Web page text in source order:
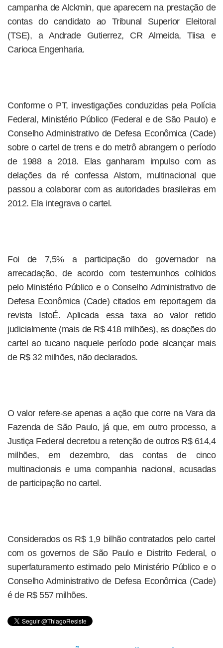
campanha de Alckmin, que aparecem na prestação de
contas do candidato ao Tribunal Superior Eleitoral
(TSE), a Andrade Gutierrez, CR Almeida, Tiisa e
Carioca Engenharia.
Conforme o PT, investigações conduzidas pela Polícia
Federal, Ministério Público (Federal e de São Paulo) e
Conselho Administrativo de Defesa Econômica (Cade)
sobre o cartel de trens e do metrô abrangem o período
de 1988 a 2018. Elas ganharam impulso com as
delações da ré confessa Alstom, multinacional que
passou a colaborar com as autoridades brasileiras em
2012. Ela integrava o cartel.
Foi de 7,5% a participação do governador na
arrecadação, de acordo com testemunhos colhidos
pelo Ministério Público e o Conselho Administrativo de
Defesa Econômica (Cade) citados em reportagem da
revista IstoÉ. Aplicada essa taxa ao valor retido
judicialmente (mais de R$ 418 milhões), as doações do
cartel ao tucano naquele período pode alcançar mais
de R$ 32 milhões, não declarados.
O valor refere-se apenas a ação que corre na Vara da
Fazenda de São Paulo, já que, em outro processo, a
Justiça Federal decretou a retenção de outros R$ 614,4
milhões, em dezembro, das contas de cinco
multinacionais e uma companhia nacional, acusadas
de participação no cartel.
Considerados os R$ 1,9 bilhão contratados pelo cartel
com os governos de São Paulo e Distrito Federal, o
superfaturamento estimado pelo Ministério Público e o
Conselho Administrativo de Defesa Econômica (Cade)
é de R$ 557 milhões.